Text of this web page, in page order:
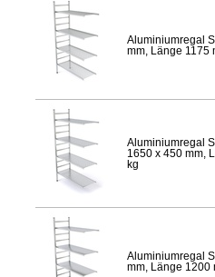
Aluminiumregal
mm, Länge 1175
Aluminiumregal
1650 x 450 mm,
kg
Aluminiumregal
mm, Länge 1200